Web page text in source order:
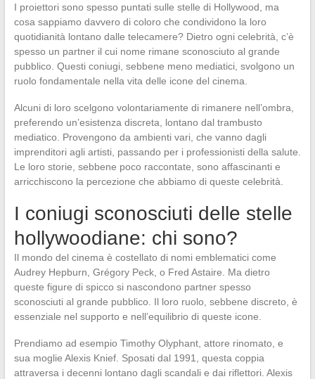
I proiettori sono spesso puntati sulle stelle di Hollywood, ma
cosa sappiamo davvero di coloro che condividono la loro
quotidianità lontano dalle telecamere? Dietro ogni celebrità, c’è
spesso un partner il cui nome rimane sconosciuto al grande
pubblico. Questi coniugi, sebbene meno mediatici, svolgono un
ruolo fondamentale nella vita delle icone del cinema.
Alcuni di loro scelgono volontariamente di rimanere nell’ombra,
preferendo un’esistenza discreta, lontano dal trambusto
mediatico. Provengono da ambienti vari, che vanno dagli
imprenditori agli artisti, passando per i professionisti della salute.
Le loro storie, sebbene poco raccontate, sono affascinanti e
arricchiscono la percezione che abbiamo di queste celebrità.
I coniugi sconosciuti delle stelle
hollywoodiane: chi sono?
Il mondo del cinema è costellato di nomi emblematici come
Audrey Hepburn, Grégory Peck, o Fred Astaire. Ma dietro
queste figure di spicco si nascondono partner spesso
sconosciuti al grande pubblico. Il loro ruolo, sebbene discreto, è
essenziale nel supporto e nell’equilibrio di queste icone.
Prendiamo ad esempio Timothy Olyphant, attore rinomato, e
sua moglie Alexis Knief. Sposati dal 1991, questa coppia
attraversa i decenni lontano dagli scandali e dai riflettori. Alexis